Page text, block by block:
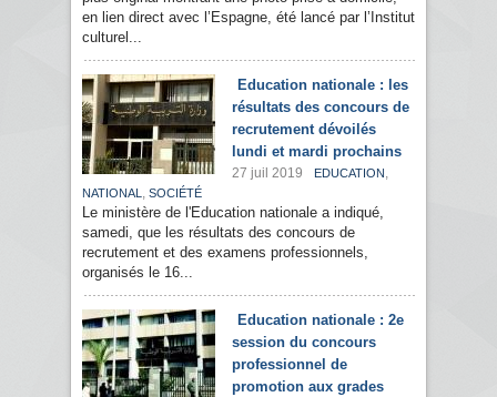
en lien direct avec l’Espagne, été lancé par l’Institut
culturel...
Education nationale : les
résultats des concours de
recrutement dévoilés
lundi et mardi prochains
27 juil 2019 EDUCATION ,
NATIONAL , SOCIÉTÉ
Le ministère de l'Education nationale a indiqué,
samedi, que les résultats des concours de
recrutement et des examens professionnels,
organisés le 16...
Education nationale : 2e
session du concours
professionnel de
promotion aux grades